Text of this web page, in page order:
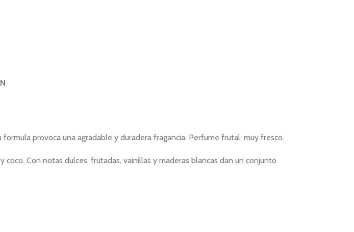
provoca una agradable y duradera fragancia. Perfume frutal, muy fresco.
Con notas dulces, frutadas, vainillas y maderas blancas dan un conjunto